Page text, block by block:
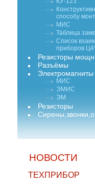
способу
МИС
Таблица
Список
приборов
Резисторы
Разъёмы
Электромагниты
МИС
ЭМИС
ЭМ
Резисторы
НОВОСТИ
ТЕХПРИБОР